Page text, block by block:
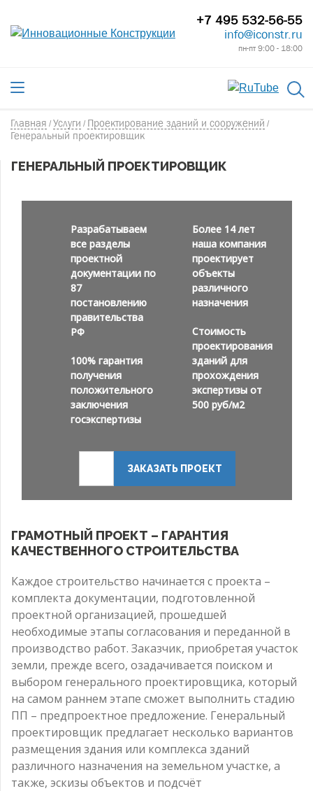
+7 495 532-56-55
info@iconstr.ru
пн-пт 9:00 - 18:00
Главная / Услуги / Проектирование зданий и сооружений /
Генеральный проектировщик
ГЕНЕРАЛЬНЫЙ ПРОЕКТИРОВЩИК
Разрабатываем
все разделы
проектной
документации по
87
постановлению
правительства
РФ
100% гарантия
получения
положительного
заключения
госэкспертизы
Более 14 лет
наша компания
проектирует
объекты
различного
назначения
Стоимость
проектирования
зданий для
прохождения
экспертизы от
500 руб/м2
ЗАКАЗАТЬ ПРОЕКТ
ГРАМОТНЫЙ ПРОЕКТ – ГАРАНТИЯ
КАЧЕСТВЕННОГО СТРОИТЕЛЬСТВА
Каждое строительство начинается с проекта –
комплекта документации, подготовленной
проектной организацией, прошедшей
необходимые этапы согласования и переданной в
производство работ. Заказчик, приобретая участок
земли, прежде всего, озадачивается поиском и
выбором генерального проектировщика, который
на самом раннем этапе сможет выполнить стадию
ПП – предпроектное предложение. Генеральный
проектировщик предлагает несколько вариантов
размещения здания или комплекса зданий
различного назначения на земельном участке, а
также, эскизы объектов и подсчёт